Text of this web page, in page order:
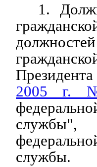
1.
2005 г.
службы",
службы.